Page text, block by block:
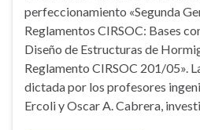
perfeccionamiento «Segunda
Reglamentos CIRSOC: Bases
Diseño de Estructuras de
Reglamento CIRSOC 201/05».
dictada por los profesores
Ercoli y Oscar A. Cabrera,